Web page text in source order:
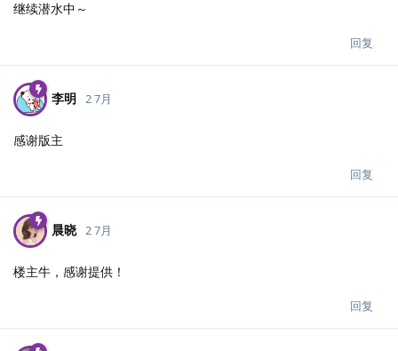
继续潜水中～
回复
李明 2 7月
感谢版主
回复
晨晓 2 7月
楼主牛，感谢提供！
回复